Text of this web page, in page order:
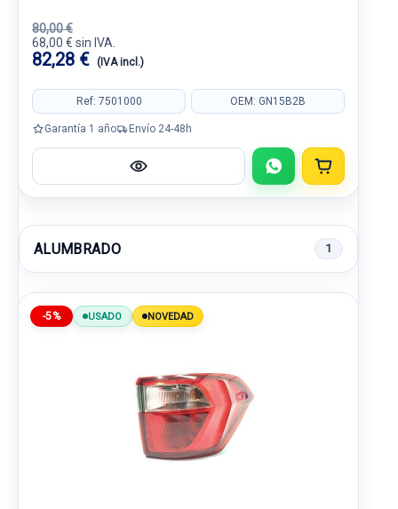
80,00 €
68,00 € sin IVA.
82,28 € (IVA incl.)
Ref: 7501000 OEM: GN15B2B
Garantía 1 año Envío 24-48h
ALUMBRADO 1
-5% USADO NOVEDAD